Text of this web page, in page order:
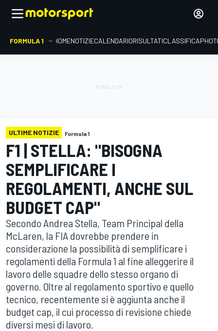
FORMULA 1 HOMENOTIZIECALENDARIORISULTATICLASSIFICA
ULTIME NOTIZIE Formula 1
F1 | STELLA: "BISOGNA
SEMPLIFICARE I
REGOLAMENTI, ANCHE SUL
BUDGET CAP"
Secondo Andrea Stella, Team Principal della
McLaren, la FIA dovrebbe prendere in
considerazione la possibilità di semplificare i
regolamenti della Formula 1 al fine alleggerire il
lavoro delle squadre dello stesso organo di
governo. Oltre al regolamento sportivo e quello
tecnico, recentemente si è aggiunta anche il
budget cap, il cui processo di revisione chiede
diversi mesi di lavoro.